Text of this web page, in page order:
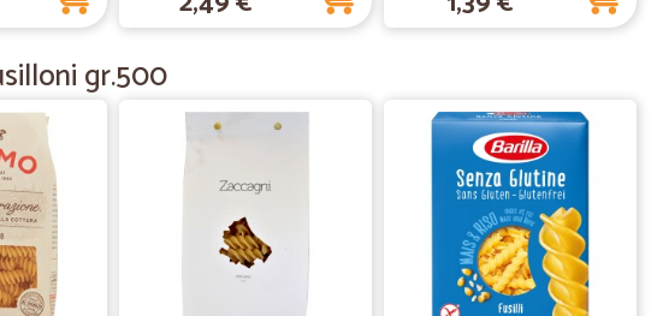
05/07/2020
Nicola M.
31/03/2020
—Luca F.
stelle perché sono…
perché sono riuscito dopo 3 giorni a fare la ordine. Il ricevuto era
gr.500